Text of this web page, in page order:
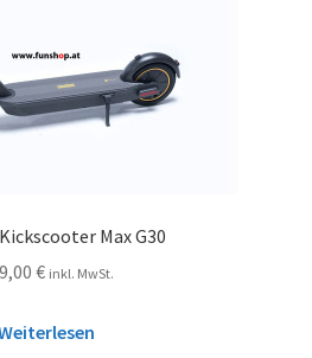
Max G30
€ inkl. MwSt.